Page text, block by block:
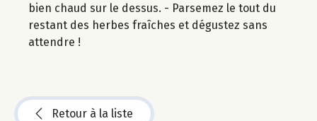
bien chaud sur le dessus. - Parsemez le tout du
restant des herbes fraîches et dégustez sans
attendre !
Retour à la liste